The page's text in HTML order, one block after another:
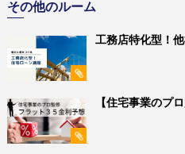
その他のルーム
工務店特化型！
【住宅事業のプ